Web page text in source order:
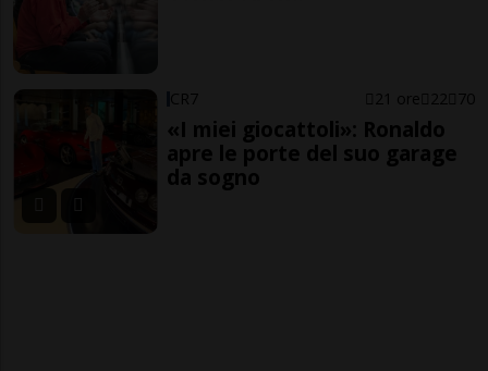
CR7 21 ore 22 70
«I miei giocattoli»: Ronaldo
apre le porte del suo garage
da sogno